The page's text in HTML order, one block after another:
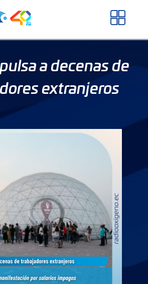
a decenas de
extranjeros